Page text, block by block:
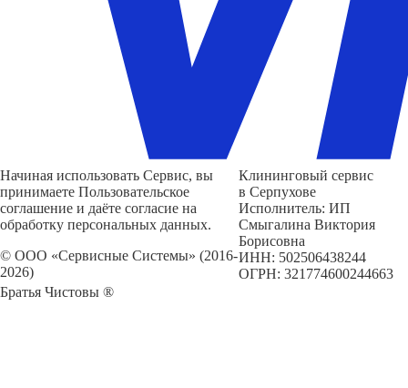
Начиная использовать Сервис, вы
принимаете Пользовательское
соглашение и даёте согласие на
обработку персональных данных.
© ООО «Сервисные Системы» (2016-
2026)
Братья Чистовы ®
Клининговый сервис
в Серпухове
Исполнитель: ИП
Смыгалина Виктория
Борисовна
ИНН: 502506438244
ОГРН: 321774600244663